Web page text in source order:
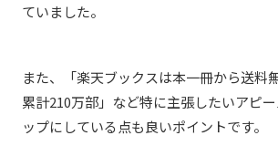
ていました。
また、「楽天ブックスは本一冊から送料
累計210万部」など特に主張したいアピ
ップにしている点も良いポイントです。